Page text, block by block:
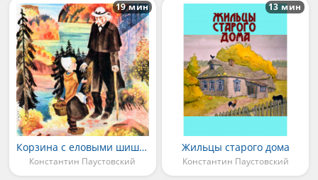
Корзина с еловыми шишками
Константин Паустовский
19 мин
Жильцы старого дома
Константин Паустовский
13 мин